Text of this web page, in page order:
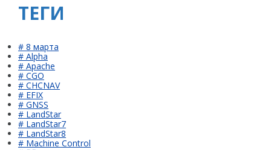
ОЛЭ
МЛЭ
ADCP
ГБО
Датчик качества воды
Распродажа
ТЕГИ
# 8 марта
# Alpha
# Apache
# CGO
# CHCNAV
# EFIX
# GNSS
# LandStar
# LandStar7
# LandStar8
# Machine Control